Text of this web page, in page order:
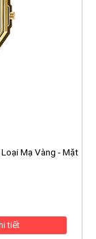
Mạ Vàng - Mặt
tiết